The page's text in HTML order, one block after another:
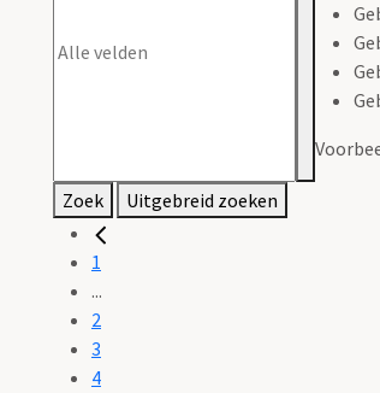
Zoek Uitgebreid zoeken
1
...
2
3
4